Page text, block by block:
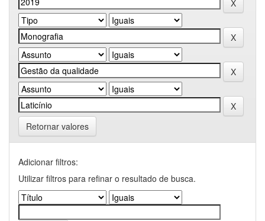
Retornar valores
Adicionar filtros:
Utilizar filtros para refinar o resultado de busca.